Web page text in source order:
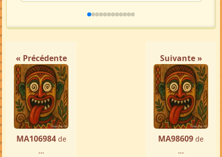
« Précédente
MA106984 de
...
Suivante »
MA98609 de
...